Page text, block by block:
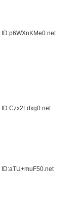
ID:Czx2Ldxg0.net